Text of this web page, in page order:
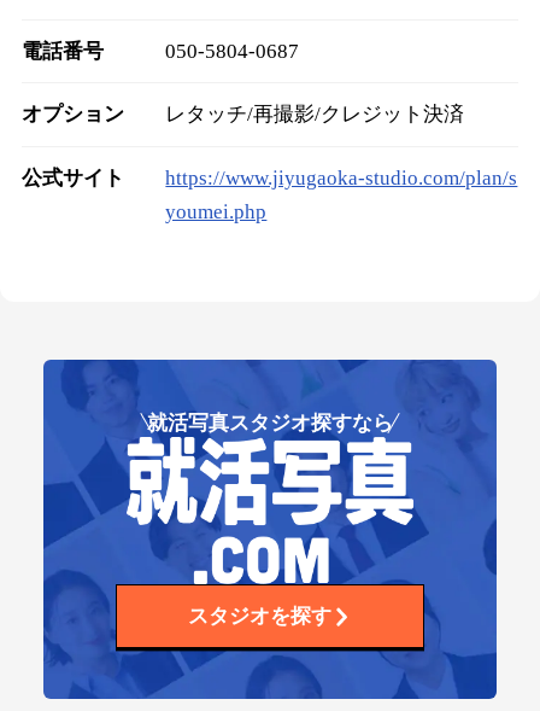
電話番号 050-5804-0687
オプション レタッチ/再撮影/クレジット決済
公式サイト
https://www.jiyugaoka-studio.com/plan/s
youmei.php
就活写真スタジオ探すなら
スタジオを探す